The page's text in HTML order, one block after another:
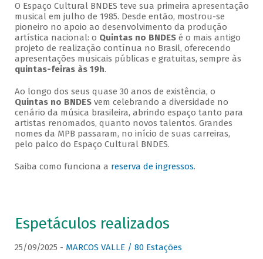
O Espaço Cultural BNDES teve sua primeira apresentação
musical em julho de 1985. Desde então, mostrou-se
pioneiro no apoio ao desenvolvimento da produção
artística nacional: o Quintas no BNDESé o mais antigo
projeto de realização contínua no Brasil, oferecendo
apresentações musicais públicas e gratuitas, sempre às
quintas-feiras às 19h.
Ao longo dos seus quase 30 anos de existência, o
Quintas no BNDESvem celebrando a diversidade no
cenário da música brasileira, abrindo espaço tanto para
artistas renomados, quanto novos talentos. Grandes
nomes da MPB passaram, no início de suas carreiras,
pelo palco do Espaço Cultural BNDES.
Saiba como funciona a reserva de ingressos.
Espetáculos realizados
25/09/2025 - MARCOS VALLE / 80 Estações